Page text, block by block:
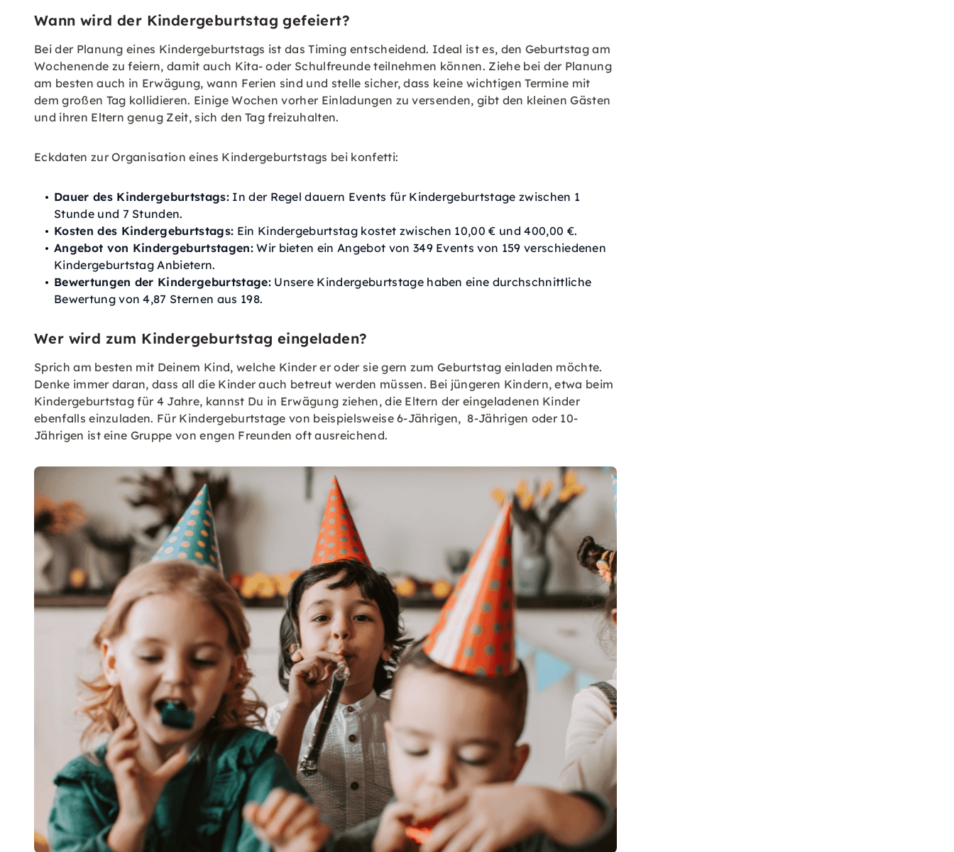
Wann wird der Kindergeburtstag gefeiert?
Bei der Planung eines Kindergeburtstags ist das Timing entscheidend. Ideal ist es, den Geburtstag am
Wochenende zu feiern, damit auch Kita- oder Schulfreunde teilnehmen können. Ziehe bei der Planung
am besten auch in Erwägung, wann Ferien sind und stelle sicher, dass keine wichtigen Termine mit
dem großen Tag kollidieren. Einige Wochen vorher Einladungen zu versenden, gibt den kleinen Gästen
und ihren Eltern genug Zeit, sich den Tag freizuhalten.
Eckdaten zur Organisation eines Kindergeburtstags bei konfetti:
Dauer des Kindergeburtstags:In der Regel dauern Events für Kindergeburtstage zwischen 1
Stunde und 7 Stunden.
Kosten des Kindergeburtstags: Ein Kindergeburtstag kostet zwischen 10,00 € und 400,00 €.
Angebot von Kindergeburtstagen:Wir bieten ein Angebot von 349 Events von 159 verschiedenen
Kindergeburtstag Anbietern.
Bewertungen der Kindergeburtstage:Unsere Kindergeburtstage haben eine durchschnittliche
Bewertung von 4,87 Sternen aus 198.
Wer wird zum Kindergeburtstag eingeladen?
Sprich am besten mit Deinem Kind, welche Kinder er oder sie gern zum Geburtstag einladen möchte.
Denke immer daran, dass all die Kinder auch betreut werden müssen. Bei jüngeren Kindern, etwa beim
Kindergeburtstag für 4 Jahre, kannst Du in Erwägung ziehen, die Eltern der eingeladenen Kinder
ebenfalls einzuladen. Für Kindergeburtstage von beispielsweise 6-Jährigen, 8-Jährigen oder 10-
Jährigen ist eine Gruppe von engen Freunden oft ausreichend.